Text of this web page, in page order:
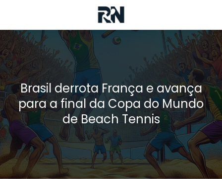
Brasil derrota França e avança
para a final da Copa do Mundo
de Beach Tennis